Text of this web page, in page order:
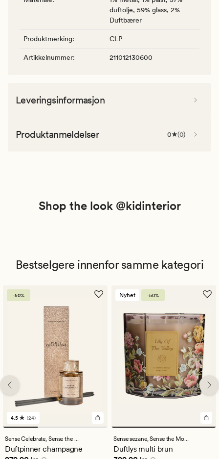
duftolje, 59% glass, 2%
Duftbærer
Produktmerking: CLP
Artikkelnummer: 211012130600
Leveringsinformasjon
Produktanmeldelser 0 (0)
Shop the look @kidinterior
Bestselgere innenfor samme kategori
-50%
24
anmeldelser
med
en
gjennomsnittlig
4.5 (24)
Sense Celebrate, Sense the Moment
Duftpinner champagne
Nyhet -50%
Sense sezane,Sense the Moment
Duftlys multi brun